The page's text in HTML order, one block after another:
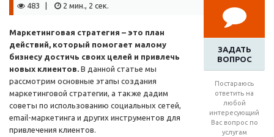
ЗАДАТЬ
ВОПРОС
Постараюсь
ответить на
любой
интересующий
Вас вопрос по
услугам
483 | 2 мин., 2 сек.
Маркетинговая стратегия – это план
действий, который помогает малому
бизнесу достичь своих целей и привлечь
новых клиентов. В данной статье мы
рассмотрим основные этапы создания
маркетинговой стратегии, а также дадим
советы по использованию социальных сетей,
email-маркетинга и других инструментов для
привлечения клиентов.